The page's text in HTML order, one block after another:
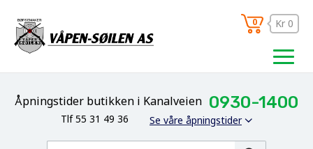
Åpningstider butikken i Kanalveien 0930-1400
Tlf 55 31 49 36 Se våre åpningstider
0 Kr 0